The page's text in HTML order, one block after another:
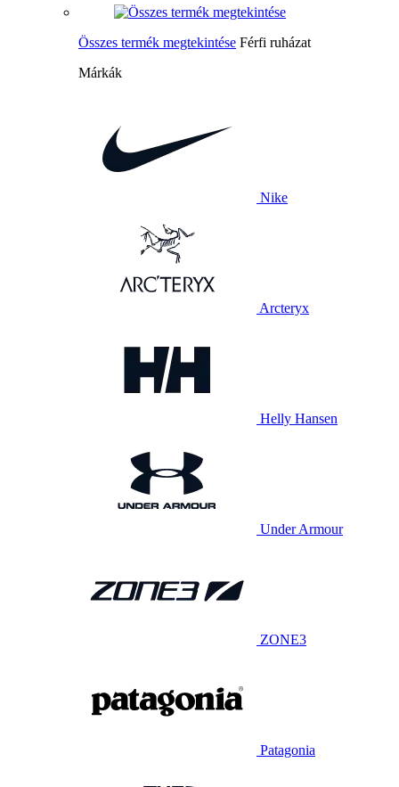
Összes termék megtekintése Férfi ruházat
Márkák
Nike
Arcteryx
Helly Hansen
Under Armour
ZONE3
Patagonia